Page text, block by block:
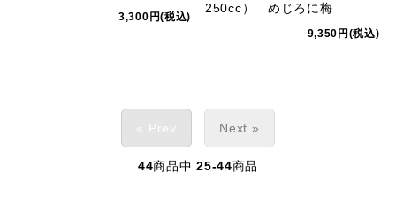
3,300円(税込)
250cc） めじろに梅
9,350円(税込)
« Prev Next »
44商品中 25-44商品